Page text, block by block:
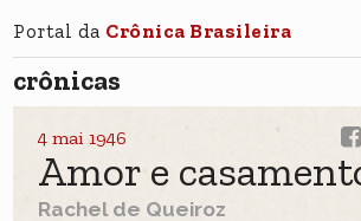
Portal da Crônica Brasileira
crônicas
4 mai 1946
Amor e
Rachel de Queiroz